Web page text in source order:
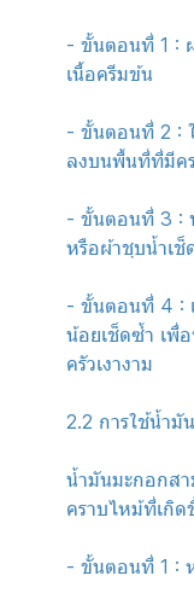
- ขั้นตอนที่ 1 :
เนื้อครีมข้น
- ขั้นตอนที่ 2 :
ลงบนพื้นที่ที่มีค
- ขั้นตอนที่ 3 :
หรือผ้าชุบน้ำเช็
- ขั้นตอนที่ 4 :
น้อยเช็ดซ้ำ เพื่
ครัวเงางาม
2.2 การใช้น้ำมั
น้ำมันมะกอกสา
คราบไหม้ที่เกิด
- ขั้นตอนที่ 1 :